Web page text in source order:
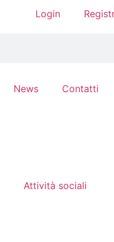
Login
News Contatti
Attività sociali